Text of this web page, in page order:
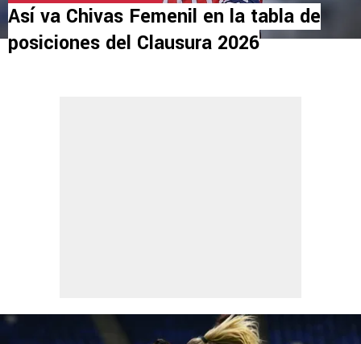
Así va Chivas Femenil en la tabla de
posiciones del Clausura 2026